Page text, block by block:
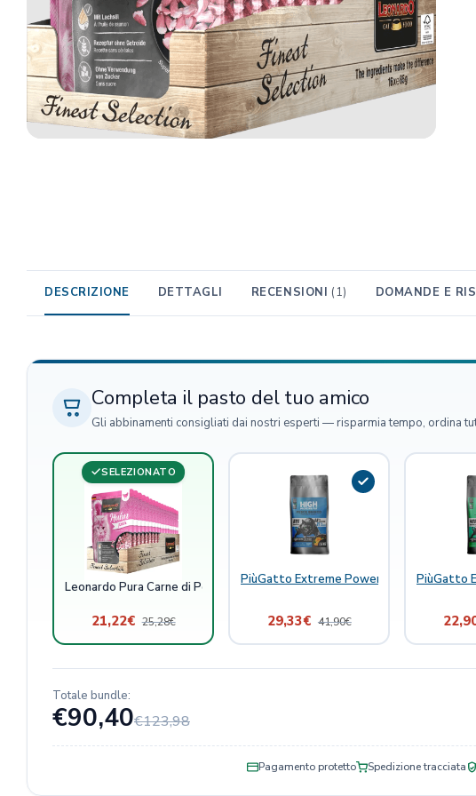
TRIBAL
Unica Gemma
TRIXIE
Beaphar
DESCRIZIONE DETTAGLI RECENSIONI (1) DOMANDE E
Completa il pasto del tuo amico
Gli abbinamenti consigliati dai nostri esperti — risparmia tempo, ordina
SELEZIONATO
Leonardo Pura Carne di Pollo Bustine Gatto
21,22€ 25,28€
PiùGatto Extreme Power Pesce Bianco
29,33€ 41,90€
PiùGatto
Totale bundle:
€90,40€123,98
Pagamento protetto Spedizione tracciata